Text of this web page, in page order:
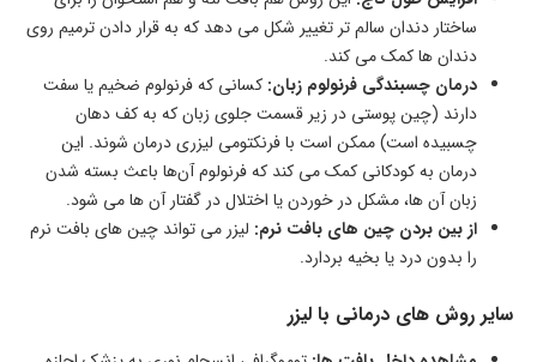
ساختار دندان سالم‌ تر تغییر شکل می‌ دهد که به‌ قرار دادن ترمیم روی
دندان‌ ها کمک می‌ کند.
درمان چسبندگی فرنولوم زبان: کسانی که فرنولوم ضخیم یا سفت
دارند (چین‌ پوستی در زیر قسمت جلوی زبان که به کف دهان
چسبیده است) ممکن است با فرنکتومی لیزری درمان شوند. این
درمان به کودکانی کمک می‌ کند که فرنولوم آن‌ها باعث بسته‌ شدن
زبان آن‌ ها، مشکل در خوردن یا اختلال در گفتار آن‌ ها می‌ شود.
از بین‌ بردن چین‌ های بافت نرم: لیزر می‌ تواند چین‌ های بافت نرم
را بدون درد یا بخیه بردارد.
سایر روش‌ های درمانی با لیزر